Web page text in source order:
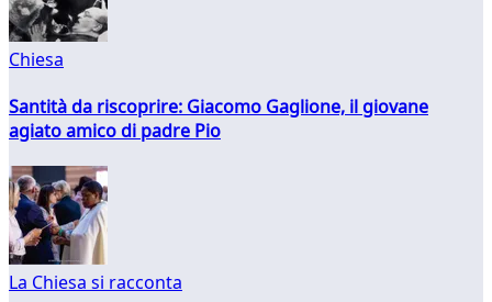
Chiesa
Santità da riscoprire: Giacomo Gaglione, il giovane
agiato amico di padre Pio
La Chiesa si racconta